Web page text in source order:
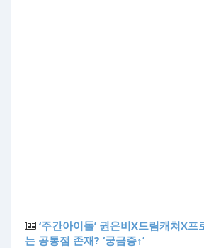
‘주간아이돌’ 권은비X드림캐쳐X
는 공통점 존재? ‘궁금증↑’